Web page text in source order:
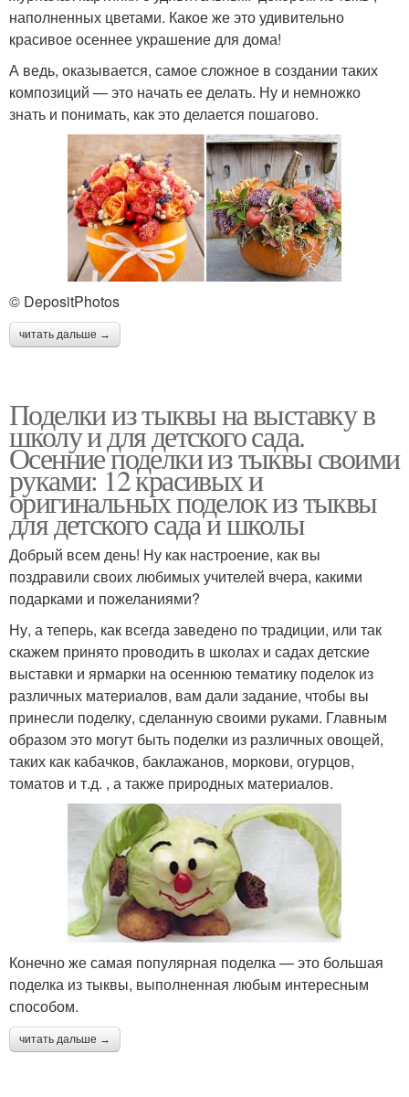
наполненных цветами. Какое же это удивительно
красивое осеннее украшение для дома!
А ведь, оказывается, самое сложное в создании таких
композиций — это начать ее делать. Ну и немножко
знать и понимать, как это делается пошагово.
© DepositPhotos
читать дальше →
Поделки из тыквы на выставку в
школу и для детского сада.
Осенние поделки из тыквы своими
руками: 12 красивых и
оригинальных поделок из тыквы
для детского сада и школы
Добрый всем день! Ну как настроение, как вы
поздравили своих любимых учителей вчера, какими
подарками и пожеланиями?
Ну, а теперь, как всегда заведено по традиции, или так
скажем принято проводить в школах и садах детские
выставки и ярмарки на осеннюю тематику поделок из
различных материалов, вам дали задание, чтобы вы
принесли поделку, сделанную своими руками. Главным
образом это могут быть поделки из различных овощей,
таких как кабачков, баклажанов, моркови, огурцов,
томатов и т.д. , а также природных материалов.
Конечно же самая популярная поделка — это большая
поделка из тыквы, выполненная любым интересным
способом.
читать дальше →